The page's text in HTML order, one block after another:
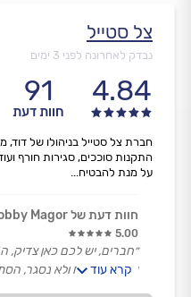
צל סטייל
נבדק לאחרונה לפני 3 ימים
4.84
91
חוות דעת
חברת צל סטייל בניהולו של
התקנות סוככים, סגירות חורף
על מנת להבטיח...
חוות דעת של Cobby Magor מצור יצחק
5.00
״חברים, יש לכם כאן צדיק,
שנתקע פתוח ולא נסגר,
קרא עוד